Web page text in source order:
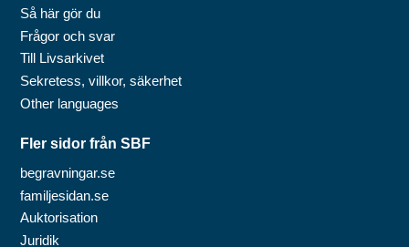
Så här gör du
Frågor och svar
Till Livsarkivet
Sekretess, villkor, säkerhet
Other languages
Fler sidor från SBF
begravningar.se
familjesidan.se
Auktorisation
Juridik